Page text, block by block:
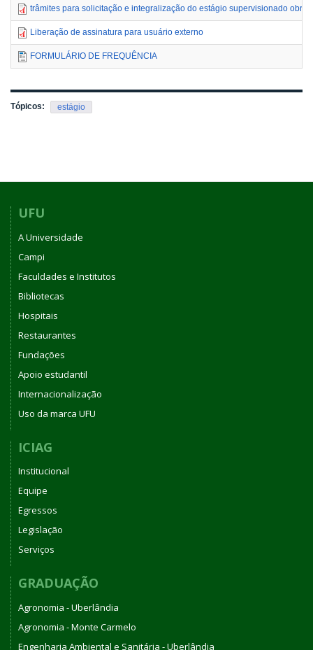
trâmites para solicitação e integralização do estágio supervisionado
Liberação de assinatura para usuário externo
FORMULÁRIO DE FREQUÊNCIA
Tópicos: estágio
UFU
A Universidade
Campi
Faculdades e Institutos
Bibliotecas
Hospitais
Restaurantes
Fundações
Apoio estudantil
Internacionalização
Uso da marca UFU
ICIAG
Institucional
Equipe
Egressos
Legislação
Serviços
GRADUAÇÃO
Agronomia - Uberlândia
Agronomia - Monte Carmelo
Engenharia Ambiental e Sanitária - Uberlândia